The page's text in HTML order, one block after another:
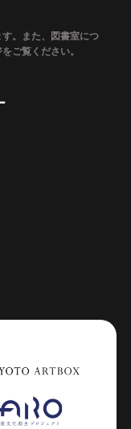
。また、図書室につ
ご覧ください。